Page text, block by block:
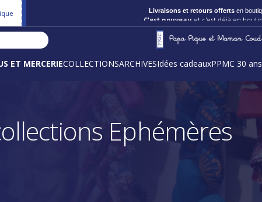
ET MERCERIECOLLECTIONSARCHIVESIdées cadeauxPPMC 30 ans
Ephémères